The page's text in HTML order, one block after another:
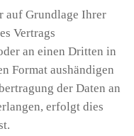
auf Grundlage Ihrer
Vertrags
an einen Dritten in
Format aushändigen
der Daten an
erfolgt dies